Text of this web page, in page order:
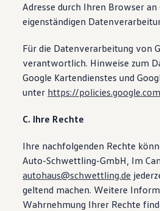
Adresse durch Ihren Browser an
eigenständigen
Für die Datenverarbeitung von
verantwortlich. Hinweise zum
Google Kartendienstes und
unter https://
C. Ihre Rechte
Ihre nachfolgenden Rechte
Auto-Schwettling-GmbH, Im
autohaus@schwettling.de
geltend machen. Weitere
Wahrnehmung Ihrer Rechte